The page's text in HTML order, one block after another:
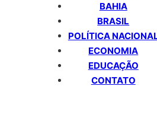
BAHIA
BRASIL
POLÍTICA
ECONOMIA
EDUCAÇÃO
CONTATO